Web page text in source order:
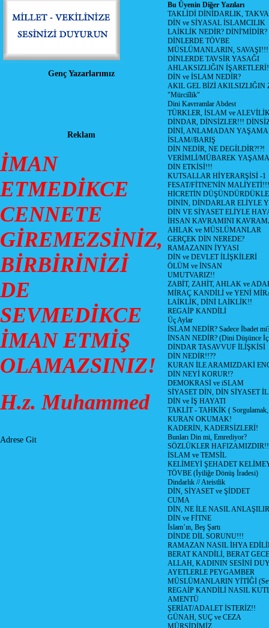
Genç Yazarlarımız
Reklam
İMAN
ETMEDİKCE
CENNETE
GİREMEZSİNİZ,
BİRBİRİNİZİ
DE
SEVMEDİKCE
İMAN ETMİŞ
OLAMAZSINIZ!
H.z. Muhammed
Adrese Git
Bu Üyenin Diğer Yazıları
TAKLİDİ DİNİDARLIK,
DİN ve SİYASAL İSLAMCILIK
LAİKLİK NEDİR? DİNİ'MİDİR?
DİNLERDE TÖVBE
MÜSLÜMANLARIN, SAVAŞI!!!
DİNLERDE TAVSİR YASAĞI
AHLAKSIZLIĞIN
DİN ve İSLAM NEDİR?
AKIL GEL BİZİ AKILSIZLIĞIN
"Mürciîlik"
Dini Kavrramlar Abdest
TÜRKLER, İSLAM ve
DİNDAR, DİNSİZLER!!!
DİNİ, ANLAMADAN
İSLAM//BARIŞ
DİN NEDİR, NE DEGİLDİR?!?!
VERİMLİ/MÜBAREK
DİN ETKİSİ!!!
KUTSALLAR HİYERARŞİSİ -1
FESAT/FİTNE'NİN MALİYETİ!!!
HİCRETİN
DİNİN, DİNDARLAR ELİYLE
DİN VE SİYASET ELİYLE
İHSAN KAVRAMINI
AHLAK ve MÜSLÜMANLAR
GERÇEK DİN NEREDE?
RAMAZANIN İYYASI
DİN ve DEVLET İLİŞKİLERİ
ÖLÜM ve İNSAN
UMUTVARIZ!!
ZABİT, ZAHİT, AHLAK ve
MİRAÇ KANDİLİ ve YENİ
LAİKLİK, DİNİ LAİKLİK!!
REGAİP KANDİLİ
Üç Aylar
İSLAM NEDİR? Sadece İbadet
İNSAN NEDİR? (Dini Düşünce
DİNDAR TASAVVUF İLİŞKİSİ
DİN NEDİR!!??
KURAN İLE ARAMIZDAKİ
DİN NEYİ KORUR!?
DEMOKRASİ ve iSLAM
SİYASET DİN, DİN SİYASET
DİN ve İŞ HAYATI
TAKLİT - TAHKİK ( Sorgulamak,
KURAN OKUMAK!
KADERİN, KADERSİZLERİ!
Bunları Din mi, Emrediyor?
SÖZLÜKLER HAFIZAMIZDIR!!
İSLAM ve TEMSİL
KELİMEYİ ŞEHADET
TÖVBE (İyiliğe Dönüş İradesi)
Dindarlık // Ateistlik
DİN, SİYASET ve ŞİDDET
CUMA
DİN, NE İLE NASIL
DİN ve FİTNE
İslam’ın, Beş Şartı
DİNDE DİL SORUNU!!!
RAMAZAN NASIL İHYA
BERAT KANDİLİ, BERAT
ALLAH, KADININ SESİNİ
AYETLERLE PEYGAMBER
MÜSLÜMANLARIN YİTİĞİ
REGAİP KANDİLİ NASIL
AMENTÜ
ŞERİAT/ADALET İSTERİZ!!
GÜNAH, SUÇ ve CEZA
MÜRŞİDİMİZ